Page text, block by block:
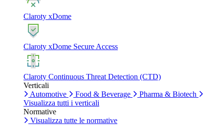
Claroty xDome
Claroty xDome Secure Access
Claroty Continuous Threat Detection (CTD)
Verticali
Automotive
Food & Beverage
Pharma & Biotech
Visualizza tutti i verticali
Normative
Visualizza tutte le normative